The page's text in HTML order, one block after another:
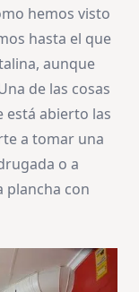
hemos visto
hasta el que
aunque
de las cosas
está abierto las
a tomar una
o a
plancha con